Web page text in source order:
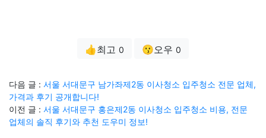
👍최고 0 😗오우 0
다음 글 : 서울 서대문구 남가좌제2동 이사청소 입주청소 전문 업체,
가격과 후기 공개합니다!
이전 글 : 서울 서대문구 홍은제2동 이사청소 입주청소 비용, 전문
업체의 솔직 후기와 추천 도우미 정보!